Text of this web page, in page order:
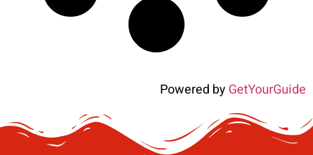
Powered byGetYourGuide